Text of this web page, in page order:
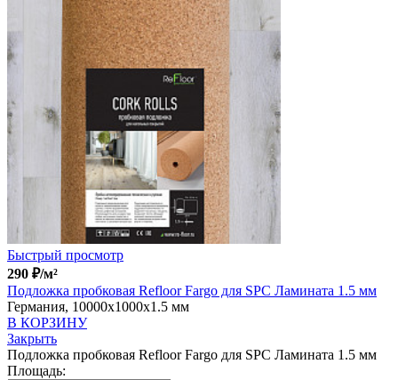
Быстрый просмотр
290 ₽/м²
Подложка пробковая Refloor Fargo для SPC Ламината 1.5 мм
Германия, 10000x1000x1.5 мм
В КОРЗИНУ
Закрыть
Подложка пробковая Refloor Fargo для SPC Ламината 1.5 мм
Площадь: